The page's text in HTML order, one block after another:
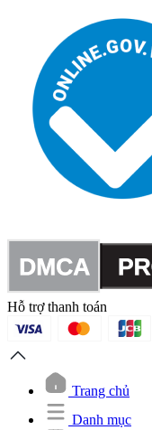
Hỗ trợ thanh toán
Trang chủ
Danh mục